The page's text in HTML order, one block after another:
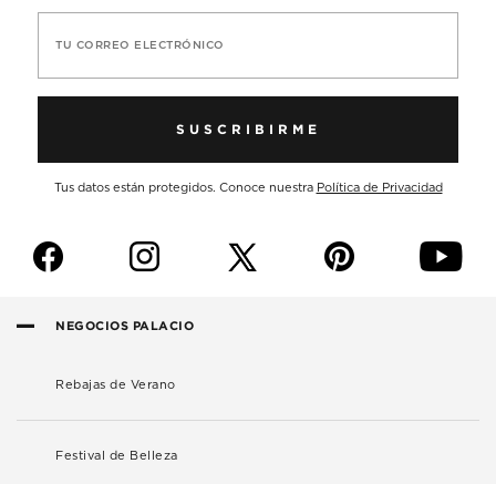
TU CORREO ELECTRÓNICO
SUSCRIBIRME
Tus datos están protegidos. Conoce nuestra Política de Privacidad
f i p y
NEGOCIOS PALACIO
Rebajas de Verano
Festival de Belleza